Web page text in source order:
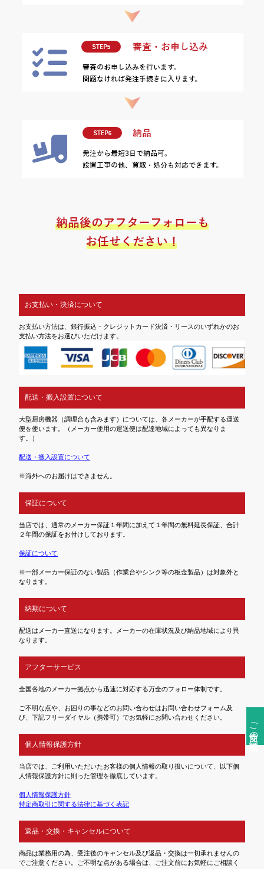
ご注文前の確認事項
お支払い・決済について
お支払い方法は、銀行振込・クレジットカード決済・リースのいずれかのお
支払い方法をお選びいただけます。
配送・搬入設置について
大型厨房機器（調理台も含みます）については、各メーカーが手配する運送
便を使います。（メーカー使用の運送便は配達地域によっても異なりま
す。）
配送・搬入設置について
※海外へのお届けはできません。
保証について
当店では、通常のメーカー保証１年間に加えて１年間の無料延長保証、合計
２年間の保証をお付けしております。
保証について
※一部メーカー保証のない製品（作業台やシンク等の板金製品）は対象外と
なります。
納期について
配送はメーカー直送になります。メーカーの在庫状況及び納品地域により異
なります。
アフターサービス
全国各地のメーカー拠点から迅速に対応する万全のフォロー体制です。
ご不明な点や、お困りの事などのお問い合わせはお問い合わせフォーム及
び、下記フリーダイヤル（携帯可）でお気軽にお問い合わせください。
個人情報保護方針
当店では、ご利用いただいたお客様の個人情報の取り扱いについて、以下個
人情報保護方針に則った管理を徹底しています。
個人情報保護方針
特定商取引に関する法律に基づく表記
返品・交換・キャンセルについて
商品は業務用の為、受注後のキャンセル及び返品・交換は一切承れませんの
でご注意ください。ご不明な点がある場合は、ご注文前にお気軽にご相談く